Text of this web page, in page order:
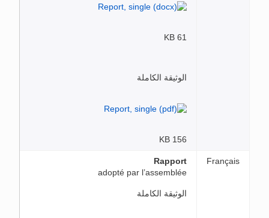
61 KB
الوثيقة الكاملة
156 KB
Français
Rapport
adopté par l’assemblée
الوثيقة الكاملة